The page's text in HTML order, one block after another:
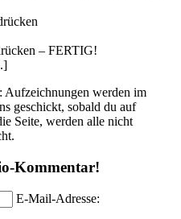
– FERTIG!
: Aufzeichnungen werden im
geschickt, sobald du auf
Seite, werden alle nicht
Kommentar!
E-Mail-Adresse: